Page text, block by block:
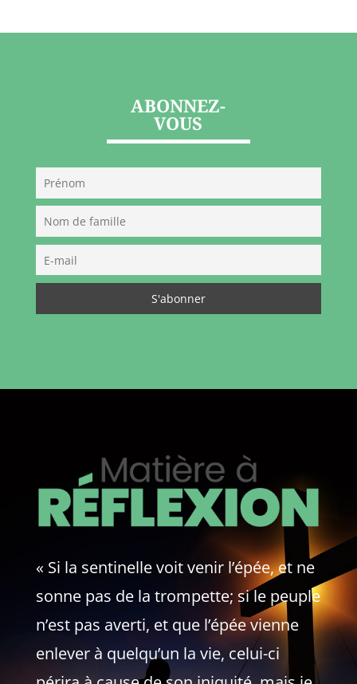
ABONNEZ-
VOUS
« Si la sentinelle voit venir l’épée, et ne
sonne pas de la trompette; si le peuple
n’est pas averti, et que l’épée vienne
enlever à quelqu’un la vie, celui-ci